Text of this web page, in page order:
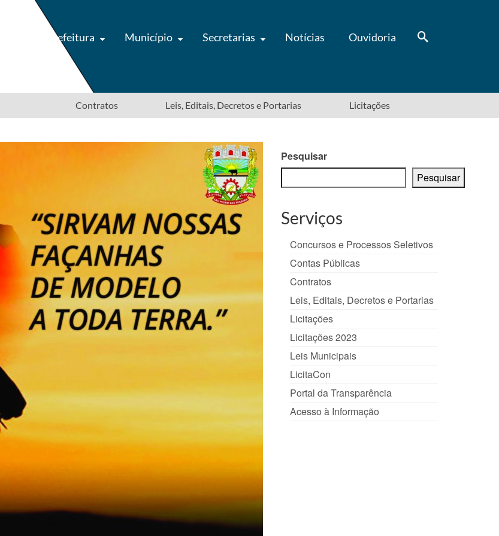
Prefeitura Município Secretarias Notícias Ouvidoria
Contratos Leis, Editais, Decretos e Portarias Licitações
Pesquisar
Pesquisar
Serviços
Concursos e Processos Seletivos
Contas Públicas
Contratos
Leis, Editais, Decretos e Portarias
Licitações
Licitações 2023
Leis Municipais
LicitaCon
Portal da Transparência
Acesso à Informação